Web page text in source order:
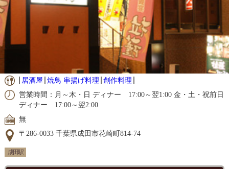
居酒屋 焼鳥 串揚げ料理 創作料理
営業時間：月～木・日 ディナー 17:00～翌1:00 金・土・祝前日
ディナー 17:00～翌2:00
無
〒286-0033 千葉県成田市花崎町814-74
成田駅